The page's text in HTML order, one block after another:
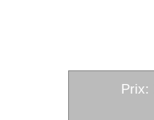
Prix: